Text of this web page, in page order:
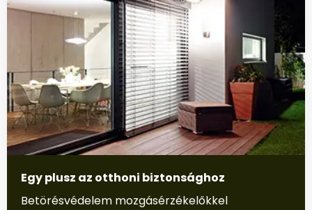
Egy plusz az otthoni biztonsághoz
Betörésvédelem mozgásérzékelőkkel